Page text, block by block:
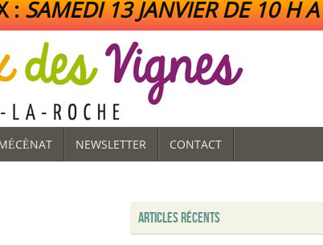
:SAMEDI 13 JANVIER DE 10 H
NEWSLETTER CONTACT
ARTICLES RÉCENTS